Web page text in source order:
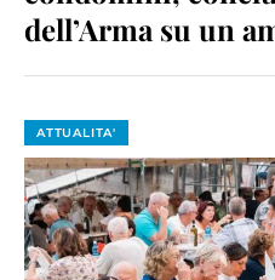
dell’Arma su un
ATTUALITA'